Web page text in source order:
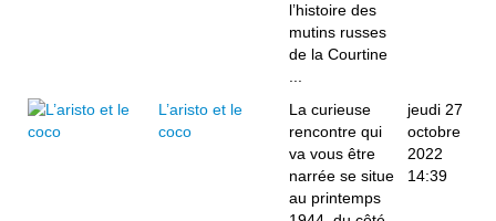
l’histoire des
mutins russes
de la Courtine
L’aristo et le
coco
La curieuse
rencontre qui
va vous être
narrée se situe
au printemps
jeudi 27
octobre
2022
14:39